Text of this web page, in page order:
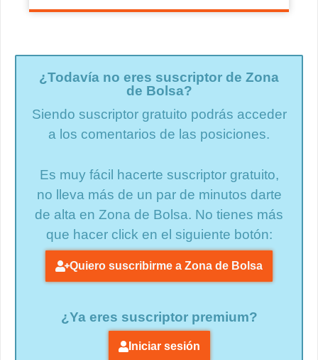
¿Todavía no eres suscriptor de Zona
de Bolsa?
Siendo suscriptor gratuito podrás acceder
a los comentarios de las posiciones.
Es muy fácil hacerte suscriptor gratuito,
no lleva más de un par de minutos darte
de alta en Zona de Bolsa. No tienes más
que hacer click en el siguiente botón:
Quiero suscribirme a Zona de Bolsa
¿Ya eres suscriptor premium?
Iniciar sesión